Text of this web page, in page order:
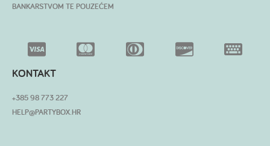
BANKARSTVOM TE POUZEĆEM
KONTAKT
+385 98 773 227
HELP@PARTYBOX.HR